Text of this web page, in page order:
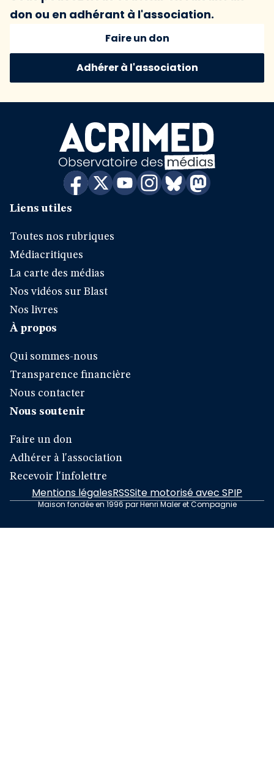
don ou en adhérant à l'association.
Faire un don
Adhérer à l'association
Liens utiles
Toutes nos rubriques
Médiacritiques
La carte des médias
Nos vidéos sur Blast
Nos livres
À propos
Qui sommes-nous
Transparence financière
Nous contacter
Nous soutenir
Faire un don
Adhérer à l'association
Recevoir l'infolettre
Mentions légalesRSSSite motorisé avec SPIP
Maison fondée en 1996 par Henri Maler et Compagnie